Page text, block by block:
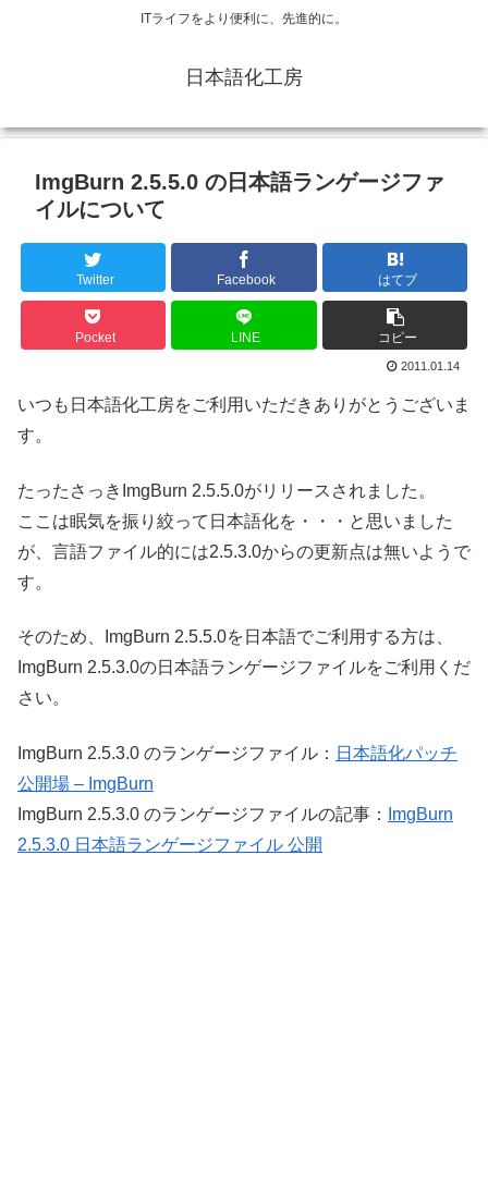
ITライフをより便利に、先進的に。
日本語化工房
ImgBurn 2.5.5.0 の日本語ランゲージファ
イルについて
Twitter Facebook はてブ
Pocket LINE コピー
2011.01.14
いつも日本語化工房をご利用いただきありがとうございま
す。
たったさっきImgBurn 2.5.5.0がリリースされました。
ここは眠気を振り絞って日本語化を・・・と思いました
が、言語ファイル的には2.5.3.0からの更新点は無いようで
す。
そのため、ImgBurn 2.5.5.0を日本語でご利用する方は、
ImgBurn 2.5.3.0の日本語ランゲージファイルをご利用くだ
さい。
ImgBurn 2.5.3.0 のランゲージファイル： 日本語化パッチ
公開場 – ImgBurn
ImgBurn 2.5.3.0 のランゲージファイルの記事：
ImgBurn
2.5.3.0 日本語ランゲージファイル 公開